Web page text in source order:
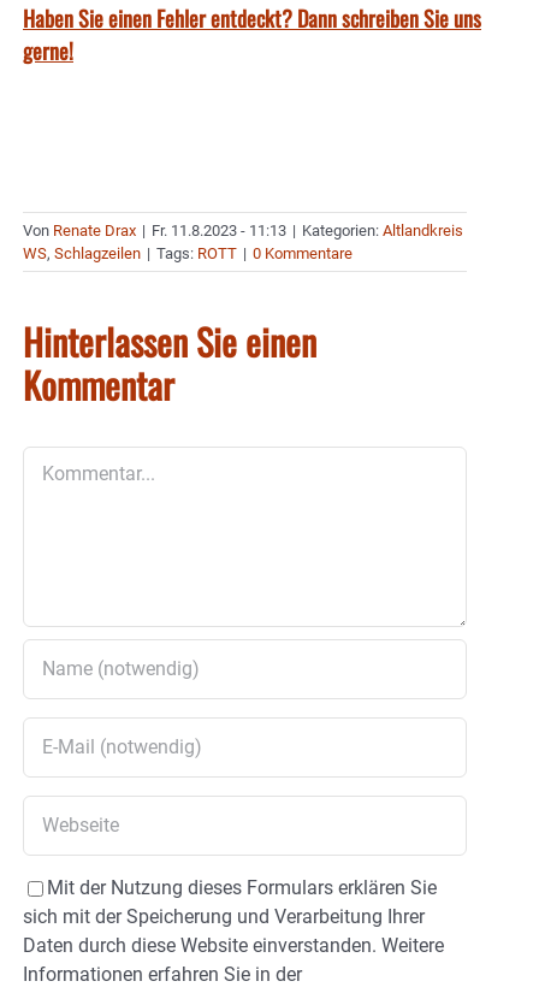
Haben Sie einen Fehler entdeckt? Dann schreiben Sie uns
gerne!
Von Renate Drax | Fr. 11.8.2023 - 11:13 | Kategorien: Altlandkreis
WS, Schlagzeilen | Tags: ROTT | 0 Kommentare
Hinterlassen Sie einen
Kommentar
Mit der Nutzung dieses Formulars erklären Sie
sich mit der Speicherung und Verarbeitung Ihrer
Daten durch diese Website einverstanden. Weitere
Informationen erfahren Sie in der